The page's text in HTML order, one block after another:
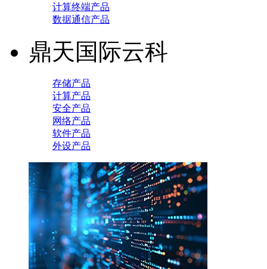
计算终端产品
数据通信产品
鼎天国际云科
存储产品
计算产品
安全产品
网络产品
软件产品
外设产品